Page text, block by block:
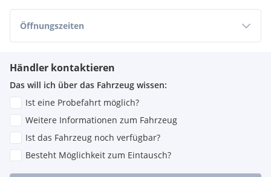
Öffnungszeiten
Händler kontaktieren
Das will ich über das Fahrzeug wissen:
Ist eine Probefahrt möglich?
Weitere Informationen zum Fahrzeug
Ist das Fahrzeug noch verfügbar?
Besteht Möglichkeit zum Eintausch?